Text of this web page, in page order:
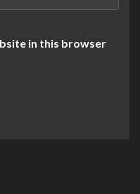
in this browser